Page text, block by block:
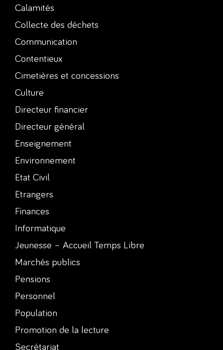
Calamités
Collecte des déchets
Communication
Contentieux
Cimetières et concessions
Culture
Directeur financier
Directeur général
Enseignement
Environnement
Etat Civil
Etrangers
Finances
Informatique
Jeunesse – Accueil Temps Libre
Marchés publics
Pensions
Personnel
Population
Promotion de la lecture
Secrétariat